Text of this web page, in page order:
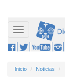
Toggle
navigation
Inicio Noticias